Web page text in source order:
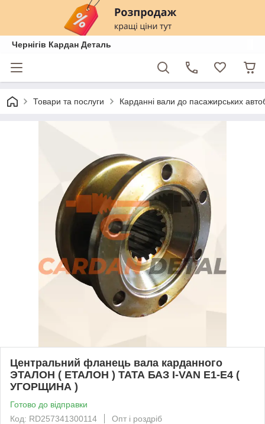
Чернігів Кардан Деталь
Товари та послуги Карданні вали до пасажирських
Центральний фланець вала карданного
ЭТАЛОН ( ЕТАЛОН ) ТАТА БАЗ I-VAN Е1-Е4 (
УГОРЩИНА )
Готово до відправки
Код: RD257341300114
Опт і роздріб